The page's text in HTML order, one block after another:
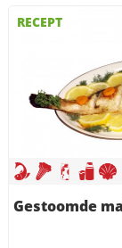
RECEPT
Gestoomde